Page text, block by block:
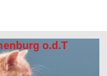
o.d.T